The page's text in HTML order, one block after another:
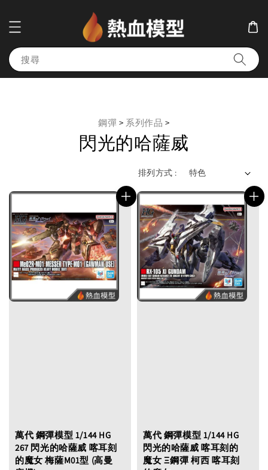
搜尋
鋼彈 > 系列作品>
閃光的哈薩威
排列方式 :
萬代 鋼彈模型 1/144 HG
267 閃光的哈薩威 喀耳刻
的魔女 梅薩M01型 (高曼
萬代 鋼彈模型 1/144 HG
閃光的哈薩威 喀耳刻的
魔女 Ξ鋼彈 柯西 喀耳刻